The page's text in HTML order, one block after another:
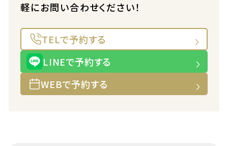
軽にお問い合わせください！
TELで予約する
LINEで予約する
WEBで予約する